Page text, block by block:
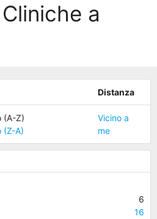
a
Distanza
(A-Z)
(Z-A)
Vicino a
me
6
16